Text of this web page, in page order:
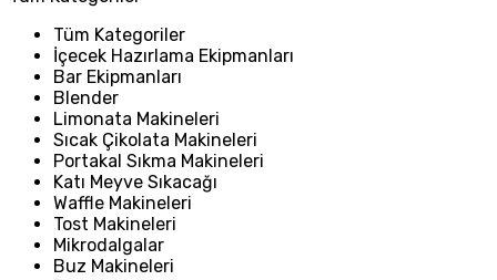
Tüm Kategoriler
İçecek Hazırlama Ekipmanları
Bar Ekipmanları
Blender
Limonata Makineleri
Sıcak Çikolata Makineleri
Portakal Sıkma Makineleri
Katı Meyve Sıkacağı
Waffle Makineleri
Tost Makineleri
Mikrodalgalar
Buz Makineleri